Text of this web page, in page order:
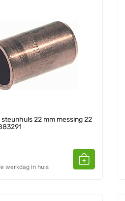
22 mm messing 22
werkdag in huis